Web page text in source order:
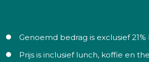
Genoemd bedrag is exclusief 21%
Prijs is inclusief lunch, koffie en